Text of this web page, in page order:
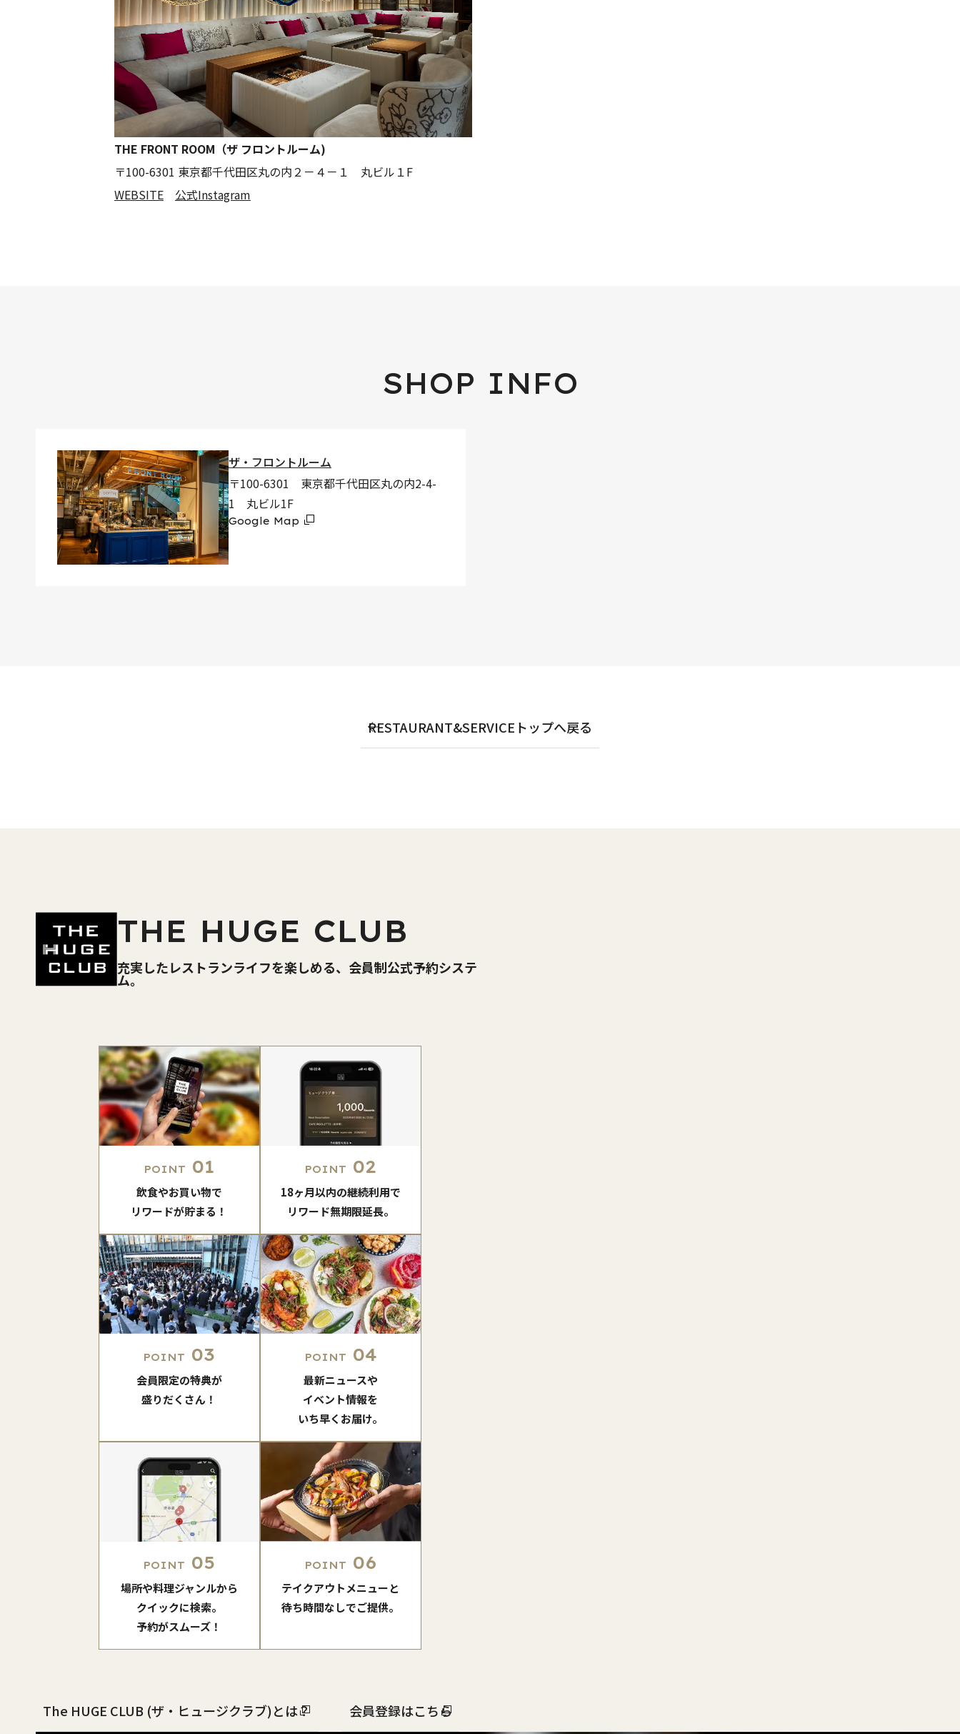
THE FRONT ROOM（ザ フロントルーム)
〒100-6301 東京都千代田区丸の内２－４－１ 丸ビル１F
WEBSITE
公式Instagram
SHOP INFO
ザ・フロントルーム
〒100-6301 東京都千代田区丸の内2-4-
1 丸ビル1F
Google Map
RESTAURANT&SERVICEトップへ戻る
THE HUGE CLUB
充実したレストランライフを楽しめる、会員制公式予約システ
ム。
POINT 01
飲食やお買い物で
リワードが貯まる！
POINT 02
18ヶ月以内の継続利用で
リワード無期限延長。
POINT 03
会員限定の特典が
盛りだくさん！
POINT 04
最新ニュースや
イベント情報を
いち早くお届け。
POINT 05
場所や料理ジャンルから
クイックに検索。
予約がスムーズ！
POINT 06
テイクアウトメニューと
待ち時間なしでご提供。
The HUGE CLUB (ザ・ヒュージクラブ)とは？ 会員登録はこちら